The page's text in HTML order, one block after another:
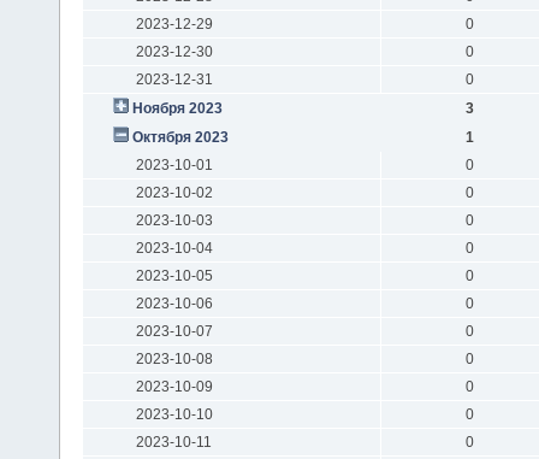
2023-12-29
0
2023-12-30
0
2023-12-31
0
Ноября 2023
3
Октября 2023
1
2023-10-01
0
2023-10-02
0
2023-10-03
0
2023-10-04
0
2023-10-05
0
2023-10-06
0
2023-10-07
0
2023-10-08
0
2023-10-09
0
2023-10-10
0
2023-10-11
0